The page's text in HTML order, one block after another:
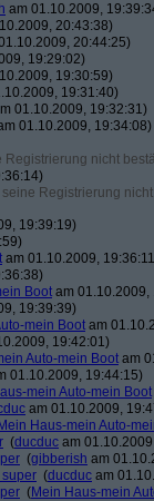
am 01.10.2009,
20:43:38)
20:44:25)
19:29:02)
19:30:59)
19:31:40)
01.10.2009, 19:32:31)
01.10.2009, 19:34:08)
Registrierung nicht
Registrierung
19:39:19)
am 01.10.2009,
Boot am 01.10.2009,
19:39:39)
mein Boot am
19:42:01)
Auto-mein Boot am
01.10.2009, 19:44:15)
mein Auto-mein Boot
am 01.10.2009,
Mein Haus-mein Auto-
(ducduc am
(gibberish am
super (ducduc am
(Mein Haus-mein